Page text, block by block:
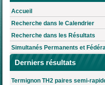
Accueil
Recherche dans le Calendrier
Recherche dans les Résultats
Simultanés Permanents et
Derniers résultats
Termignon TH2 paires semi-